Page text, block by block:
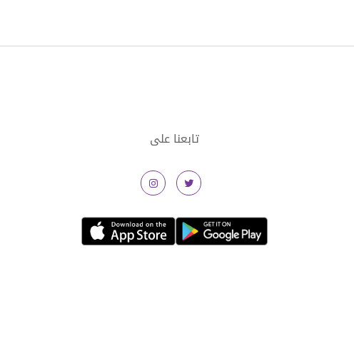
تابعنا على